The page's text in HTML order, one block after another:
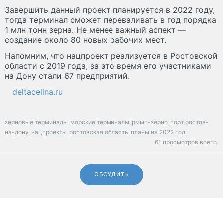
Завершить данный проект планируется в 2022 году,
тогда терминал сможет переваливать в год порядка
1 млн тонн зерна. Не менее важный аспект —
создание около 80 новых рабочих мест.
Напомним, что нацпроект реализуется в Ростовской
области с 2019 года, за это время его участниками
на Дону стали 67 предприятий.
deltacelina.ru
зерновые терминалы морские терминалы рммп-зерно порт ростов-
на-дону нацпроекты ростовская область планы на 2022 год
61 просмотров всего.
ОБСУДИТЬ